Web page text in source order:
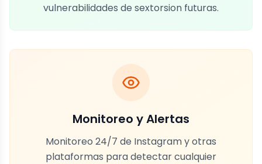
vulnerabilidades de sextorsion futuras.
Monitoreo y Alertas
Monitoreo 24/7 de Instagram y otras
plataformas para detectar cualquier